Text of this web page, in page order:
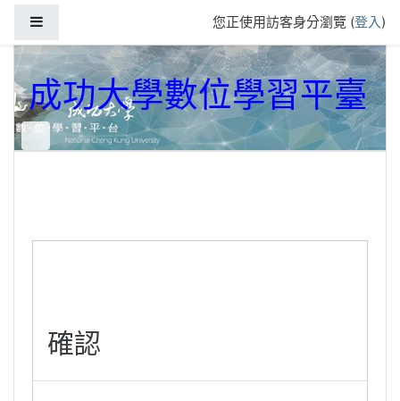
您正使用訪客身分瀏覽 (登入)
成功大學數位學習平臺
確認